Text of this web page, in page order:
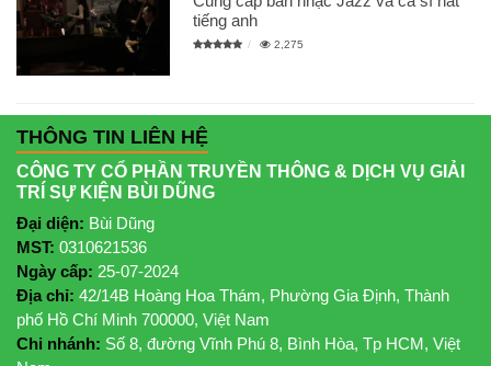
tiếng anh
2,275
THÔNG TIN LIÊN HỆ
CÔNG TY CỔ PHẦN TRUYỀN THÔNG & DỊCH VỤ GIẢI
TRÍ SỰ KIỆN BÙI DŨNG
Đại diện: Bùi Dũng
MST: 0310621536
Ngày cấp: 25-07-2024
Địa chỉ: 42/14B Hoàng Hoa Thám, Phường Gia Định, Thành
phố Hồ Chí Minh 700000, Việt Nam
Chi nhánh: Số 8, đường Vĩnh Phú 8, Bình Hòa, Tp HCM, Việt